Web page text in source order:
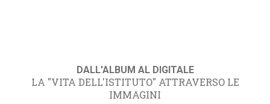
DALL'ALBUM AL DIGITALE
LA "VITA DELL'ISTITUTO" ATTRAVERSO LE
IMMAGINI